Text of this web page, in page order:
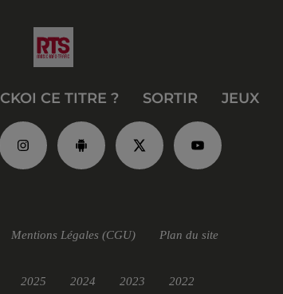
CKOI CE TITRE ? SORTIR JEUX
Mentions Légales (CGU) Plan du site
2025 2024 2023 2022